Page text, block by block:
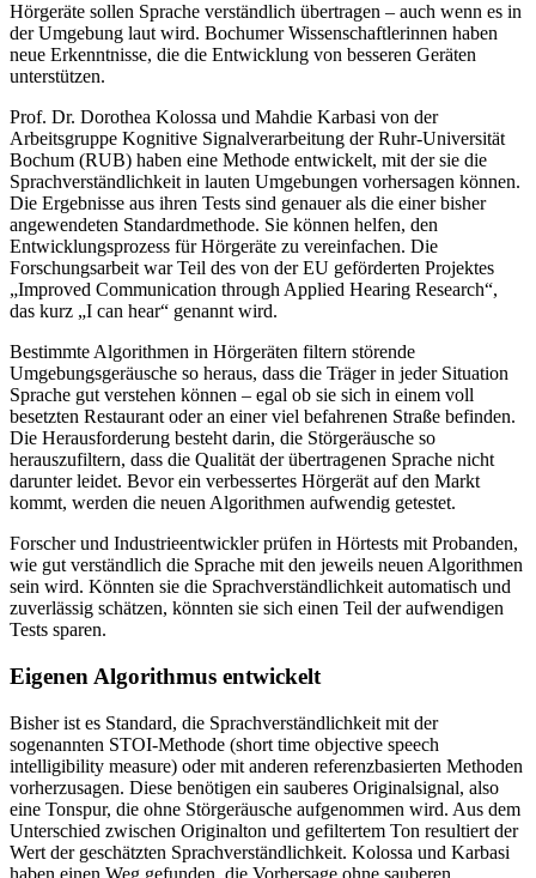
Hörgeräte sollen Sprache verständlich übertragen – auch wenn es in
der Umgebung laut wird. Bochumer Wissenschaftlerinnen haben
neue Erkenntnisse, die die Entwicklung von besseren Geräten
unterstützen.
Prof. Dr. Dorothea Kolossa und Mahdie Karbasi von der
Arbeitsgruppe Kognitive Signalverarbeitung der Ruhr-Universität
Bochum (RUB) haben eine Methode entwickelt, mit der sie die
Sprachverständlichkeit in lauten Umgebungen vorhersagen können.
Die Ergebnisse aus ihren Tests sind genauer als die einer bisher
angewendeten Standardmethode. Sie können helfen, den
Entwicklungsprozess für Hörgeräte zu vereinfachen. Die
Forschungsarbeit war Teil des von der EU geförderten Projektes
„Improved Communication through Applied Hearing Research“,
das kurz „I can hear“ genannt wird.
Bestimmte Algorithmen in Hörgeräten filtern störende
Umgebungsgeräusche so heraus, dass die Träger in jeder Situation
Sprache gut verstehen können – egal ob sie sich in einem voll
besetzten Restaurant oder an einer viel befahrenen Straße befinden.
Die Herausforderung besteht darin, die Störgeräusche so
herauszufiltern, dass die Qualität der übertragenen Sprache nicht
darunter leidet. Bevor ein verbessertes Hörgerät auf den Markt
kommt, werden die neuen Algorithmen aufwendig getestet.
Forscher und Industrieentwickler prüfen in Hörtests mit Probanden,
wie gut verständlich die Sprache mit den jeweils neuen Algorithmen
sein wird. Könnten sie die Sprachverständlichkeit automatisch und
zuverlässig schätzen, könnten sie sich einen Teil der aufwendigen
Tests sparen.
Eigenen Algorithmus entwickelt
Bisher ist es Standard, die Sprachverständlichkeit mit der
sogenannten STOI-Methode (short time objective speech
intelligibility measure) oder mit anderen referenzbasierten Methoden
vorherzusagen. Diese benötigen ein sauberes Originalsignal, also
eine Tonspur, die ohne Störgeräusche aufgenommen wird. Aus dem
Unterschied zwischen Originalton und gefiltertem Ton resultiert der
Wert der geschätzten Sprachverständlichkeit. Kolossa und Karbasi
haben einen Weg gefunden, die Vorhersage ohne sauberen